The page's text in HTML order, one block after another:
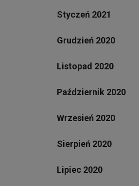
Styczeń 2021
Grudzień 2020
Listopad 2020
Październik 2020
Wrzesień 2020
Sierpień 2020
Lipiec 2020